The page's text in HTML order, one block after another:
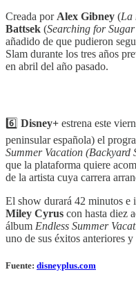
Creada porAlex Gibney (La
Battsek (Searching for
añadido de que pudieron
Slam durante los tres años
en abril del año pasado.
6️⃣ Disney+ estrena este
peninsular española) el
Summer Vacation (Backyard
que la plataforma quiere
de la artista cuya carrera
El show durará 42 minutos e
Miley Cyrus con hasta diez
álbum Endless Summer
uno de sus éxitos anteriores
Fuente: disneyplus.com